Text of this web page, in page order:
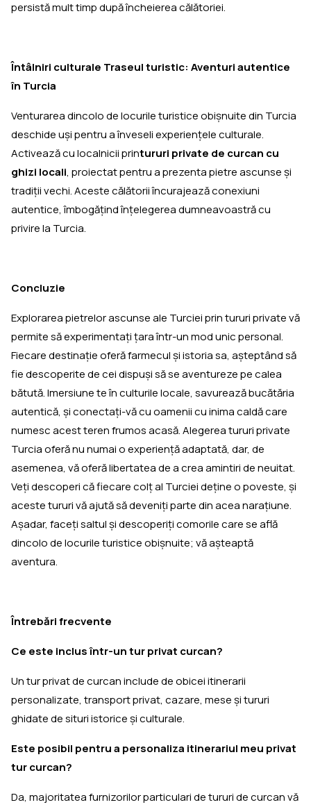
persistă mult timp după încheierea călătoriei.
Întâlniri culturale Traseul turistic: Aventuri autentice
în Turcia
Venturarea dincolo de locurile turistice obişnuite din Turcia
deschide uşi pentru a înveseli experienţele culturale.
Activează cu localnicii printururi private de curcan cu
ghizi locali, proiectat pentru a prezenta pietre ascunse și
tradiții vechi. Aceste călătorii încurajează conexiuni
autentice, îmbogățind înțelegerea dumneavoastră cu
privire la Turcia.
Concluzie
Explorarea pietrelor ascunse ale Turciei prin tururi private vă
permite să experimentaţi ţara într-un mod unic personal.
Fiecare destinaţie oferă farmecul şi istoria sa, aşteptând să
fie descoperite de cei dispuşi să se aventureze pe calea
bătută. Imersiune te în culturile locale, savurează bucătăria
autentică, și conectați-vă cu oamenii cu inima caldă care
numesc acest teren frumos acasă. Alegerea tururi private
Turcia oferă nu numai o experiență adaptată, dar, de
asemenea, vă oferă libertatea de a crea amintiri de neuitat.
Veţi descoperi că fiecare colţ al Turciei deţine o poveste, şi
aceste tururi vă ajută să deveniţi parte din acea naraţiune.
Aşadar, faceţi saltul şi descoperiţi comorile care se află
dincolo de locurile turistice obişnuite; vă aşteaptă
aventura.
Întrebări frecvente
Ce este inclus într-un tur privat curcan?
Un tur privat de curcan include de obicei itinerarii
personalizate, transport privat, cazare, mese și tururi
ghidate de situri istorice și culturale.
Este posibil pentru a personaliza itinerariul meu privat
tur curcan?
Da, majoritatea furnizorilor particulari de tururi de curcan vă